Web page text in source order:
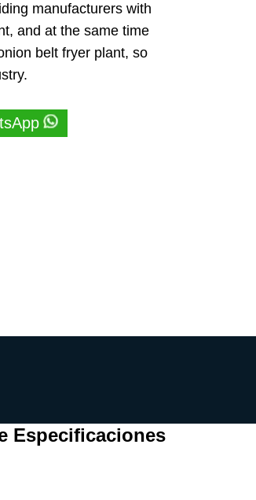
manufacturers with
and at the same time
belt fryer plant, so
Especificaciones